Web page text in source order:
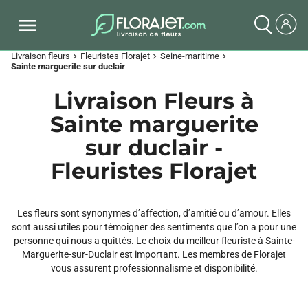
Livraison fleurs chevron_right Fleuristes Florajet chevron_right Seine-maritime chevron_right
Sainte marguerite sur duclair
Livraison Fleurs à
Sainte marguerite
sur duclair -
Fleuristes Florajet
Les fleurs sont synonymes d’affection, d’amitié ou d’amour. Elles
sont aussi utiles pour témoigner des sentiments que l’on a pour une
personne qui nous a quittés. Le choix du meilleur fleuriste à Sainte-
Marguerite-sur-Duclair est important. Les membres de Florajet
vous assurent professionnalisme et disponibilité.